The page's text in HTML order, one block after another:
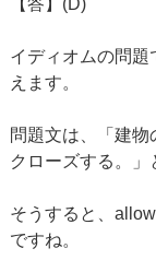
【答】(D)
イディオムの問
えます。
問題文は、「建物
クローズする。」
そうすると、
ですね。